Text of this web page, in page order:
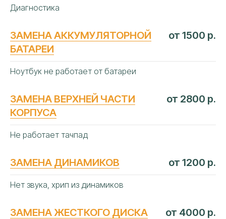
Диагностика
ЗАМЕНА АККУМУЛЯТОРНОЙ
БАТАРЕИ
от 1500 р.
Ноутбук не работает от батареи
ЗАМЕНА ВЕРХНЕЙ ЧАСТИ
КОРПУСА
от 2800 р.
Не работает тачпад
ЗАМЕНА ДИНАМИКОВ от 1200 р.
Нет звука, хрип из динамиков
ЗАМЕНА ЖЕСТКОГО ДИСКА от 4000 р.